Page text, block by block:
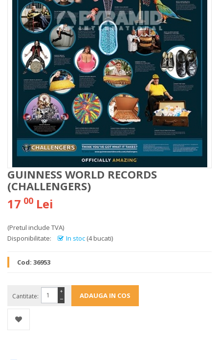
GUINNESS WORLD RECORDS
(CHALLENGERS)
17 00 Lei
(Pretul include TVA)
Disponibilitate:
In stoc (4 bucati)
Cod: 36953
Cantitate: −
+